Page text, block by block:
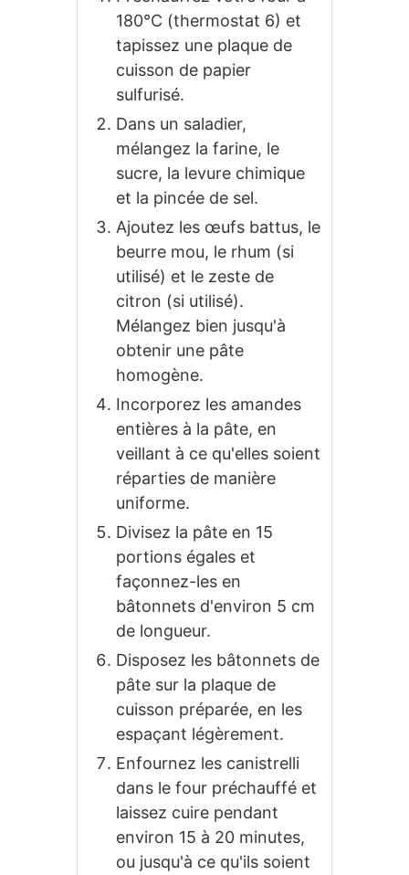
180°C (thermostat 6) et
tapissez une plaque de
cuisson de papier
sulfurisé.
Dans un saladier,
mélangez la farine, le
sucre, la levure chimique
et la pincée de sel.
Ajoutez les œufs battus, le
beurre mou, le rhum (si
utilisé) et le zeste de
citron (si utilisé).
Mélangez bien jusqu'à
obtenir une pâte
homogène.
Incorporez les amandes
entières à la pâte, en
veillant à ce qu'elles soient
réparties de manière
uniforme.
Divisez la pâte en 15
portions égales et
façonnez-les en
bâtonnets d'environ 5 cm
de longueur.
Disposez les bâtonnets de
pâte sur la plaque de
cuisson préparée, en les
espaçant légèrement.
Enfournez les canistrelli
dans le four préchauffé et
laissez cuire pendant
environ 15 à 20 minutes,
ou jusqu'à ce qu'ils soient